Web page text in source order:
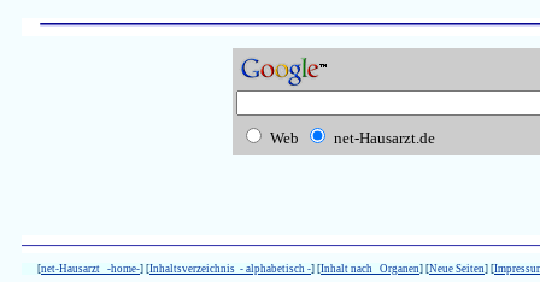
Web net-Hausarzt.de
[net-Hausarzt -home-] [Inhaltsverzeichnis - alphabetisch -] [Inhalt nach Organen] [Neue Seiten] [